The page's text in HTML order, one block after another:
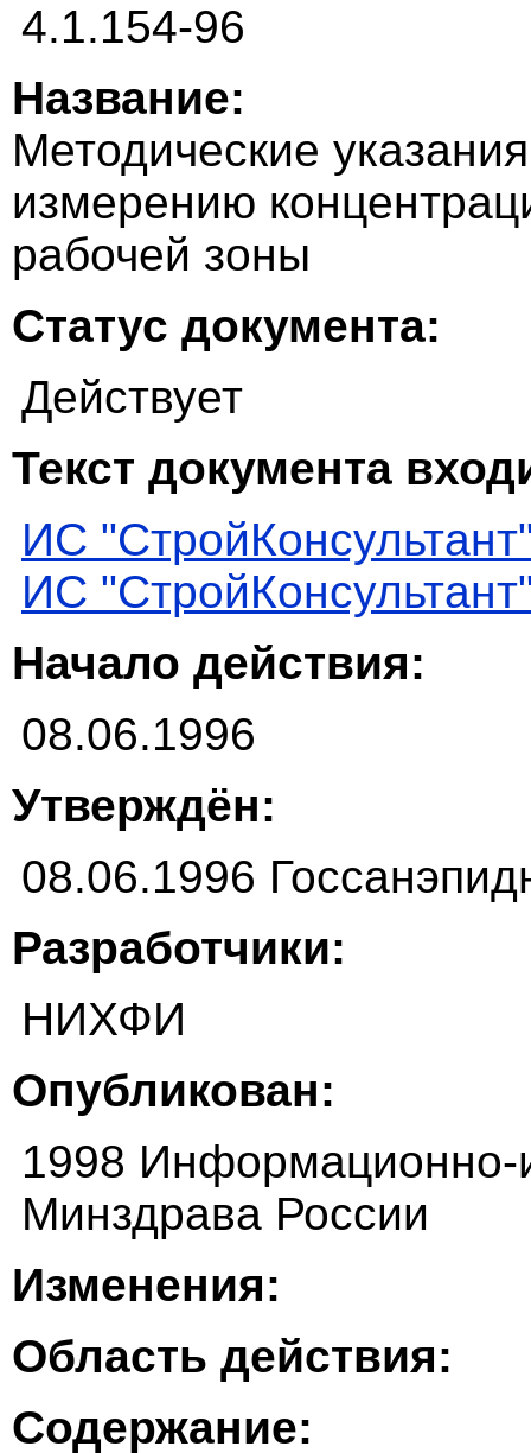
4.1.154-96
Название:
Методические
измерению
рабочей зоны
Статус документа:
Действует
Текст документа
ИС
ИС
Начало действия:
08.06.1996
Утверждён:
08.06.1996
Разработчики:
НИХФИ
Опубликован:
1998 Информационно-
Минздрава России
Изменения:
Область действия:
Содержание: